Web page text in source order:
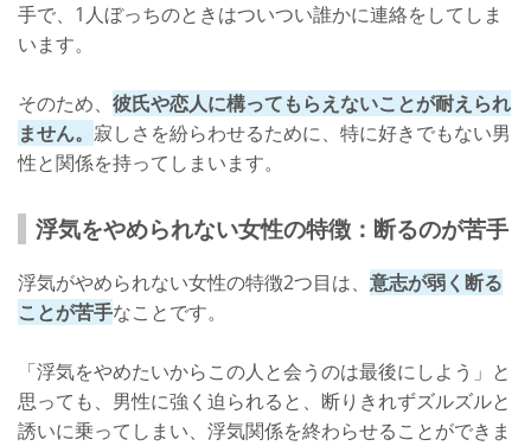
手で、1人ぼっちのときはついつい誰かに連絡をしてしま
います。
そのため、 彼氏や恋人に構ってもらえないことが耐えられ
ません。 寂しさを紛らわせるために、特に好きでもない男
性と関係を持ってしまいます。
浮気をやめられない女性の特徴：断るのが苦手
浮気がやめられない女性の特徴2つ目は、 意志が弱く断る
ことが苦手なことです。
「浮気をやめたいからこの人と会うのは最後にしよう」と
思っても、男性に強く迫られると、断りきれずズルズルと
誘いに乗ってしまい、浮気関係を終わらせることができま